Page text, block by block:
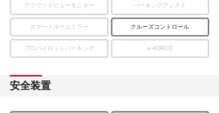
アラウンドビューモニター パーキングアシスト
スマートルームミラー クルーズコントロール
プロパイロットパーキング e-4ORCE
安全装置